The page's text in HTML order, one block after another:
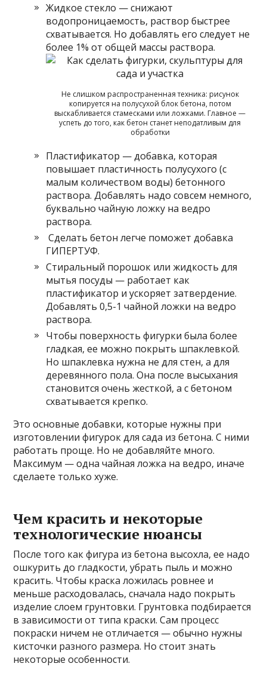
Жидкое стекло — снижают
водопроницаемость, раствор быстрее
схватывается. Но добавлять его следует не
более 1% от общей массы раствора.
Не слишком распространенная техника: рисунок
копируется на полусухой блок бетона, потом
выскабливается стамесками или ложками. Главное —
успеть до того, как бетон станет неподатливым для
обработки
Пластификатор — добавка, которая
повышает пластичность полусухого (с
малым количеством воды) бетонного
раствора. Добавлять надо совсем немного,
буквально чайную ложку на ведро
раствора.
Сделать бетон легче поможет добавка
ГИПЕРТУФ.
Стиральный порошок или жидкость для
мытья посуды — работает как
пластификатор и ускоряет затвердение.
Добавлять 0,5-1 чайной ложки на ведро
раствора.
Чтобы поверхность фигурки была более
гладкая, ее можно покрыть шпаклевкой.
Но шпаклевка нужна не для стен, а для
деревянного пола. Она после высыхания
становится очень жесткой, а с бетоном
схватывается крепко.
Это основные добавки, которые нужны при
изготовлении фигурок для сада из бетона. С ними
работать проще. Но не добавляйте много.
Максимум — одна чайная ложка на ведро, иначе
сделаете только хуже.
Чем красить и некоторые
технологические нюансы
После того как фигура из бетона высохла, ее надо
ошкурить до гладкости, убрать пыль и можно
красить. Чтобы краска ложилась ровнее и
меньше расходовалась, сначала надо покрыть
изделие слоем грунтовки. Грунтовка подбирается
в зависимости от типа краски. Сам процесс
покраски ничем не отличается — обычно нужны
кисточки разного размера. Но стоит знать
некоторые особенности.